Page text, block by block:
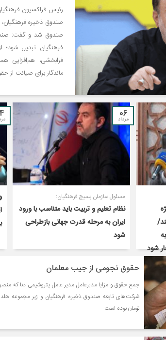
رئیس فراکسیون
صندوق ذخیره
صندوق شد و گفت:
فرهنگیان تبدیل
فرابخشی، هم‌افزایی
ماندگار برای صیانت از
شود
06
مرداد
مسئول سازمان بسیج فرهنگیان:
نظام تعلیم و تربیت باید متناسب با ورود
ایران به مرحله قدرت جهانی بازطراحی
شود
حقوق نجومی از جیب معلمان
جمع حقوق و مزایا مدیرعامل مدیر عامل پتروشیمی دنا
تومان بوده است.